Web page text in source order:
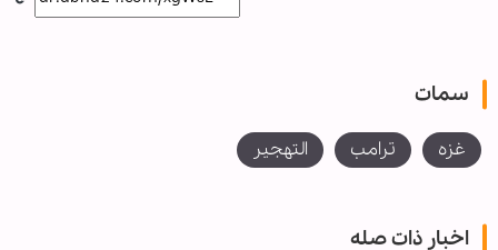
سمات
غزه ترامب التهجير
اخبار ذات صله